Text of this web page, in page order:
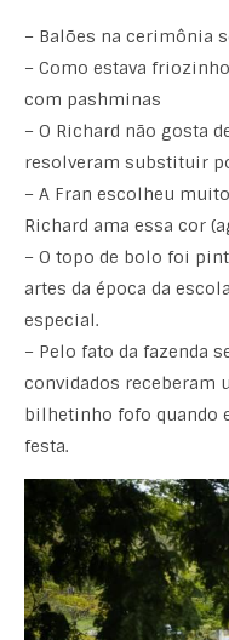
– Balões na cerimônia
– Como estava
com pashminas
– O Richard não gosta
resolveram substituir
– A Fran escolheu
Richard ama essa cor
– O topo de bolo foi
artes da época da
especial.
– Pelo fato da fazenda
convidados receberam
bilhetinho fofo quando
festa.